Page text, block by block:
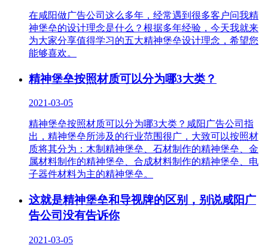
在咸阳做广告公司这么多年，经常遇到很多客户问我精
神堡垒的设计理念是什么？根据多年经验，今天我就来
为大家分享值得学习的五大精神堡垒设计理念，希望您
能够喜欢。
精神堡垒按照材质可以分为哪3大类？
2021-03-05
精神堡垒按照材质可以分为哪3大类？咸阳广告公司指
出，精神堡垒所涉及的行业范围很广，大致可以按照材
质将其分为：木制精神堡垒、石材制作的精神堡垒、金
属材料制作的精神堡垒、合成材料制作的精神堡垒、电
子器件材料为主的精神堡垒。
这就是精神堡垒和导视牌的区别，别说咸阳广
告公司没有告诉你
2021-03-05